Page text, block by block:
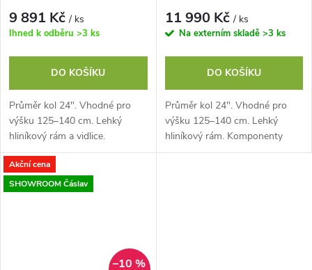
9 891 Kč/ ks
Ihned k odběru >3 ks
DO KOŠÍKU
Průměr kol 24". Vhodné pro
výšku 125–140 cm. Lehký
hliníkový rám a vidlice.
Hmotnost 9,9 kg. Komponenty
SHIMANO, 8 rychlostí (11-34).
Krosový speciál s...
11 990 Kč/ ks
Na externím skladě >3 ks
DO KOŠÍKU
Průměr kol 24". Vhodné pro
výšku 125–140 cm. Lehký
hliníkový rám. Komponenty
SHIMANO, 8 rychlostí.
Akční cena
SHOWROOM Čáslav
–10 %